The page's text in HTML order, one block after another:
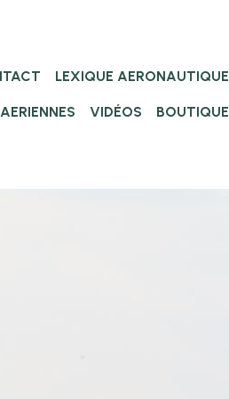
LEXIQUE AERONAUTIQUE
VIDÉOS BOUTIQUE